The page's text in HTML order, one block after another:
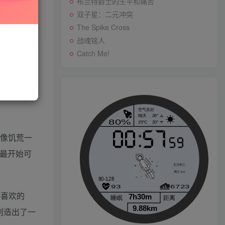
饥荒一
开始可
欢的
造出了一
技能树
人物制作
多人运动
又一个僵尸塔防 高清版
布兰特爵士的生平和痛苦
双子星：二元冲突
双子星：二元冲突
The Spike Cross
战魂铭人
Catch Me!